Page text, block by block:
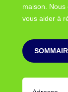
maison.
vous aider à